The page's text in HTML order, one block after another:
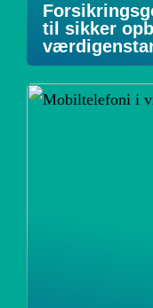
til sikker